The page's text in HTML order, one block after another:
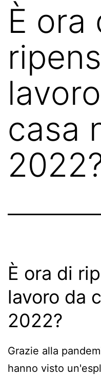
È ora
casa
È ora di
lavoro da
2022?
Grazie alla
hanno visto